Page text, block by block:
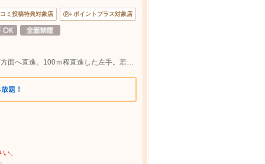
ミ投稿特典対象店 ポイントプラス対象店
パチンコDAISYOから府内五番街を大手町方面へ直進。100ｍ程直進した左手。若竹園真向い。大分駅から徒歩10分
題！
。